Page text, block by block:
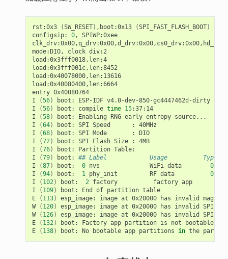
rst:0x3 (SW_RESET) ,boot:0x13 (SPI_FAST_FLASH_BOOT)
configsip:
0,
SPIWP:0xee
mode:DIO,
clock div:2
load:0x3fff0018,len:4
load:0x3fff001c,len:8452
load:0x40078000,len:13616
load:0x40080400,len:6664
entry 0x40080764
I
(56) boot: ESP-IDF v4.0-dev-850-gc4447462d-dirty
I
(56) boot: compile time 15:37:14
I
(58) boot: Enabling RNG early entropy source...
I
(64) boot: SPI Speed :
40MHz
I
(68) boot: SPI Mode :
DIO
I
(72) boot: SPI Flash Size :
4MB
I
(76) boot: Partition Table:
I
(79) boot:
## Label            Usage          Type ST
I
(87) boot: 0 nvs WiFi data 01
I
(94) boot: 1 phy_init RF data 01
I
( 102) boot: 2 factory factory app 00
I
( 109) boot: End of partition table
E
( 113) esp_image: image at 0x20000 has invalid magic
W
( 120) esp_image: image at 0x20000 has invalid SPI
W
( 126) esp_image: image at 0x20000 has invalid SPI
E
( 132) boot: Factory app partition is not
bootable
E
( 138) boot: No bootable app partitions in the